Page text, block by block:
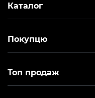
Каталог
Покупцю
Топ продаж